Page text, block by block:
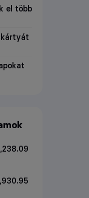
el több
kártyát